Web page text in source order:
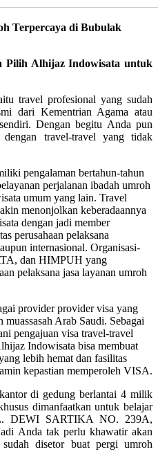
Terpercaya di Bubulak
Pilih Alhijaz Indowisata untuk
travel profesional yang sudah
dari Kementrian Agama atau
Dengan begitu Anda pun
travel-travel yang tidak
pengalaman bertahun-tahun
perjalanan ibadah umroh
umum yang lain. Travel
menonjolkan keberadaannya
dengan jadi member
perusahaan pelaksana
internasional. Organisasi-
dan HIMPUH yang
pelaksana jasa layanan umroh
provider provider visa yang
Arab Saudi. Sebagai
pengajuan visa travel-travel
Indowisata bisa membuat
lebih hemat dan fasilitas
kepastian memperoleh VISA.
di gedung berlantai 4 milik
dimanfaatkan untuk belajar
DEWI SARTIKA NO. 239A,
Anda tak perlu khawatir akan
disetor buat pergi umroh